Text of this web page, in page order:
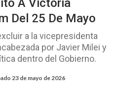
A Victoria
Del 25 De Mayo
a la vicepresidenta
por Javier Milei y
dentro del Gobierno.
23 de mayo de 2026